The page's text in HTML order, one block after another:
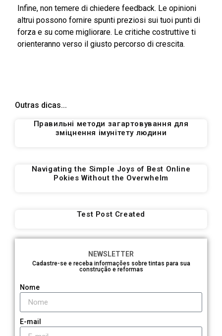
Infine, non temere di chiedere feedback. Le opinioni
altrui possono fornire spunti preziosi sui tuoi punti di
forza e su come migliorare. Le critiche costruttive ti
orienteranno verso il giusto percorso di crescita.
Outras dicas...
Правильні методи загартовування для
зміцнення імунітету людини
Navigating the Simple Joys of Best Online
Pokies Without the Overwhelm
Test Post Created
NEWSLETTER
Cadastre-se e receba informações sobre tintas para sua
construção e reformas
Nome
E-mail